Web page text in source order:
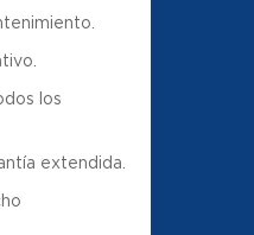
los
extendida.